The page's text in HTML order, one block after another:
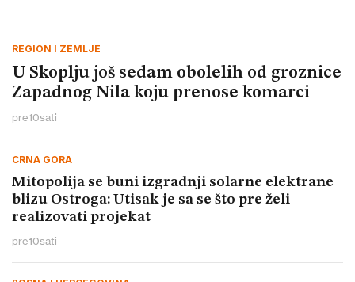
REGION I ZEMLJE
U Skoplju još sedam obolelih od groznice
Zapadnog Nila koju prenose komarci
pre10sati
CRNA GORA
Mitopolija se buni izgradnji solarne elektrane
blizu Ostroga: Utisak je sa se što pre želi
realizovati projekat
pre10sati